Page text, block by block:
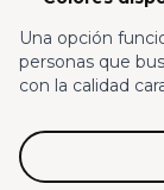
Una opción
personas que
con la calidad